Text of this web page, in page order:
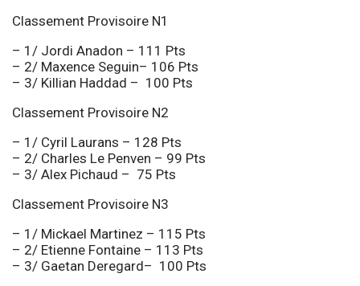
Classement Provisoire N1
– 1/ Jordi Anadon – 111 Pts
– 2/ Maxence Seguin– 106 Pts
– 3/ Killian Haddad – 100 Pts
Classement Provisoire N2
– 1/ Cyril Laurans – 128 Pts
– 2/ Charles Le Penven – 99 Pts
– 3/ Alex Pichaud – 75 Pts
Classement Provisoire N3
– 1/ Mickael Martinez – 115 Pts
– 2/ Etienne Fontaine – 113 Pts
– 3/ Gaetan Deregard– 100 Pts